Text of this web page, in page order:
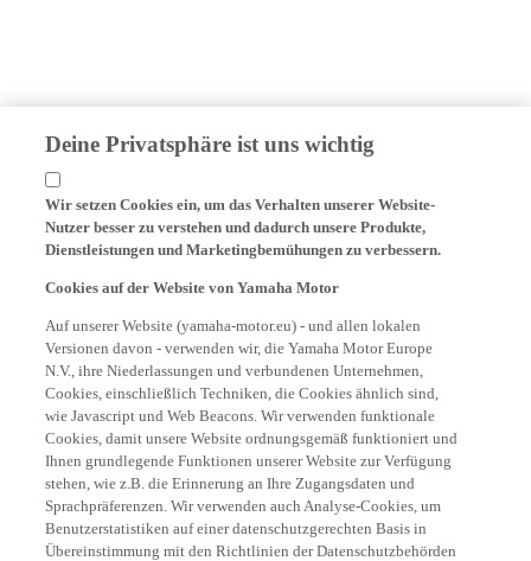
Deine Privatsphäre ist uns wichtig
Wir setzen Cookies ein, um das Verhalten unserer Website-
Nutzer besser zu verstehen und dadurch unsere Produkte,
Dienstleistungen und Marketingbemühungen zu verbessern.
Cookies auf der Website von Yamaha Motor
Auf unserer Website (yamaha-motor.eu) - und allen lokalen
Versionen davon - verwenden wir, die Yamaha Motor Europe
N.V., ihre Niederlassungen und verbundenen Unternehmen,
Cookies, einschließlich Techniken, die Cookies ähnlich sind,
wie Javascript und Web Beacons. Wir verwenden funktionale
Cookies, damit unsere Website ordnungsgemäß funktioniert und
Ihnen grundlegende Funktionen unserer Website zur Verfügung
stehen, wie z.B. die Erinnerung an Ihre Zugangsdaten und
Sprachpräferenzen. Wir verwenden auch Analyse-Cookies, um
Benutzerstatistiken auf einer datenschutzgerechten Basis in
Übereinstimmung mit den Richtlinien der Datenschutzbehörden